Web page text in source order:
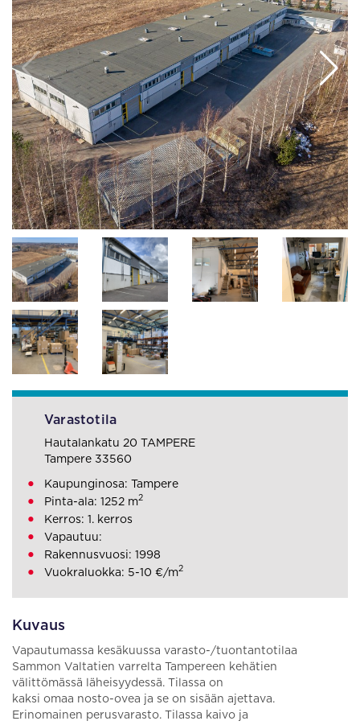
Kuvaus
Vapautumassa kesäkuussa varasto-/tuontantotilaa
Sammon Valtatien varrelta Tampereen kehätien
välittömässä läheisyydessä. Tilassa on
kaksi omaa nosto-ovea ja se on sisään ajettava.
Erinomainen perusvarasto. Tilassa kaivo ja
Varastotila
Hautalankatu 20 TAMPERE
Tampere 33560
Kaupunginosa: Tampere
Pinta-ala: 1252 m2
Kerros: 1. kerros
Vapautuu:
Rakennusvuosi: 1998
Vuokraluokka: 5-10 €/m2